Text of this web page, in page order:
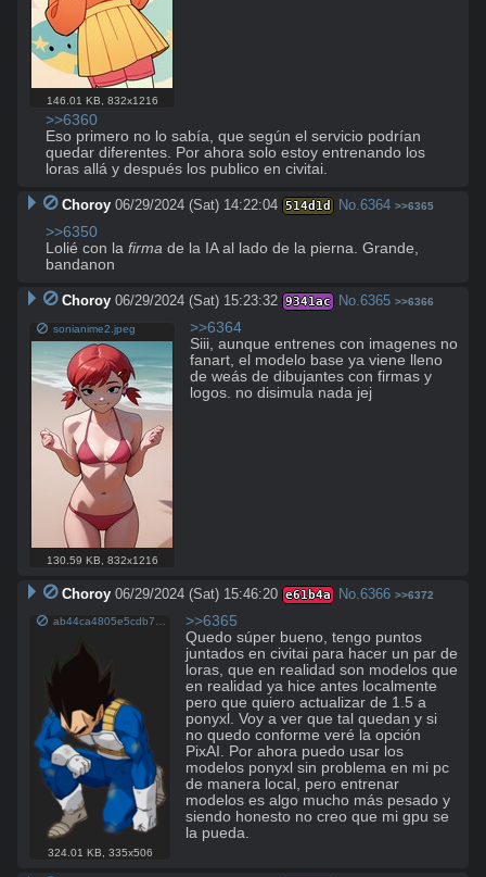
146.01 KB 832x1216
>>6360
Eso primero no lo sabía, que según el servicio podrían
quedar diferentes. Por ahora solo estoy entrenando los
loras allá y después los publico en civitai.
Choroy 06/29/2024 (Sat) 14:22:04 514d1d No.6364 >>6365
>>6350
Lolié con la firma de la IA al lado de la pierna. Grande,
bandanon
Choroy 06/29/2024 (Sat) 15:23:32 9341ac No.6365 >>6366
sonianime2.jpeg
130.59 KB 832x1216
>>6364
Siii, aunque entrenes con imagenes no
fanart, el modelo base ya viene lleno
de weás de dibujantes con firmas y
logos. no disimula nada jej
Choroy 06/29/2024 (Sat) 15:46:20 e61b4a No. 6366 >>6372
324.01 KB 335x506
>>6365
Quedo súper bueno, tengo puntos
juntados en civitai para hacer un par de
loras, que en realidad son modelos que
en realidad ya hice antes localmente
pero que quiero actualizar de 1.5 a
ponyxl. Voy a ver que tal quedan y si
no quedo conforme veré la opción
PixAI. Por ahora puedo usar los
modelos ponyxl sin problema en mi pc
de manera local, pero entrenar
modelos es algo mucho más pesado y
siendo honesto no creo que mi gpu se
la pueda.